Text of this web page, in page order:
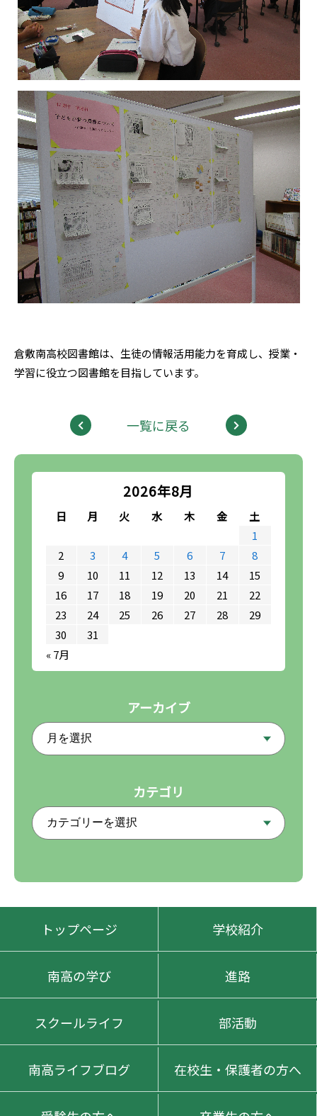
2026年8月
日 月 火 水 木 金
土
1
2
3 4 5 6 7
8
9
10 11 12 13 14
15
16
17 18 19 20 21
22
23
24 25 26 27 28
29
30
31
« 7月
アーカイブ
カテゴリ
倉敷南高校図書館は、生徒の情報活用能力を育成し、授業・
学習に役立つ図書館を目指しています。
一覧に戻る
トップページ 学校紹介
南高の学び 進路
スクールライフ 部活動
南高ライフブログ 在校生・保護者の方へ